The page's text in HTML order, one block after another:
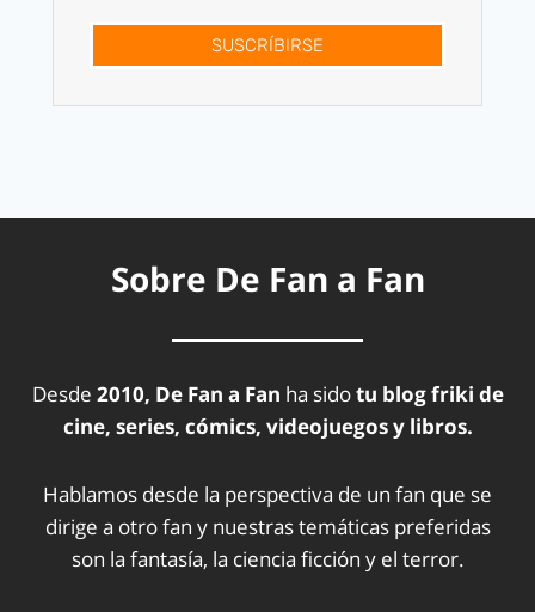
SUSCRÍBIRSE
Sobre De Fan a Fan
Desde 2010, De Fan a Fan ha sidotu blog friki de
cine, series, cómics, videojuegos y libros.
Hablamos desde la perspectiva de un fan que se
dirige a otro fan y nuestras temáticas preferidas
son la fantasía, la ciencia ficción y el terror.